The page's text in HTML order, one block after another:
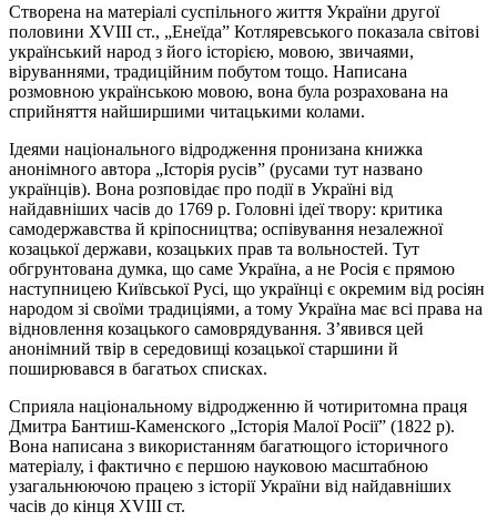
Створена на матеріалі суспільного життя України другої
половини ХVІІІ ст., „Енеїда” Котляревського показала світові
український народ з його історією, мовою, звичаями,
віруваннями, традиційним побутом тощо. Написана
розмовною українською мовою, вона була розрахована на
сприйняття найширшими читацькими колами.
Ідеями національного відродження пронизана книжка
анонімного автора „Історія русів” (русами тут названо
українців). Вона розповідає про події в Україні від
найдавніших часів до 1769 р. Головні ідеї твору: критика
самодержавства й кріпосництва; оспівування незалежної
козацької держави, козацьких прав та вольностей. Тут
обгрунтована думка, що саме Україна, а не Росія є прямою
наступницею Київської Русі, що українці є окремим від росіян
народом зі своїми традиціями, а тому Україна має всі права на
відновлення козацького самоврядування. З’явився цей
анонімний твір в середовищі козацької старшини й
поширювався в багатьох списках.
Сприяла національному відродженню й чотиритомна праця
Дмитра Бантиш-Каменского „Історія Малої Росії” (1822 р).
Вона написана з використанням багатющого історичного
матеріалу, і фактично є першою науковою масштабною
узагальнюючою працею з історії України від найдавніших
часів до кінця ХVІІІ ст.